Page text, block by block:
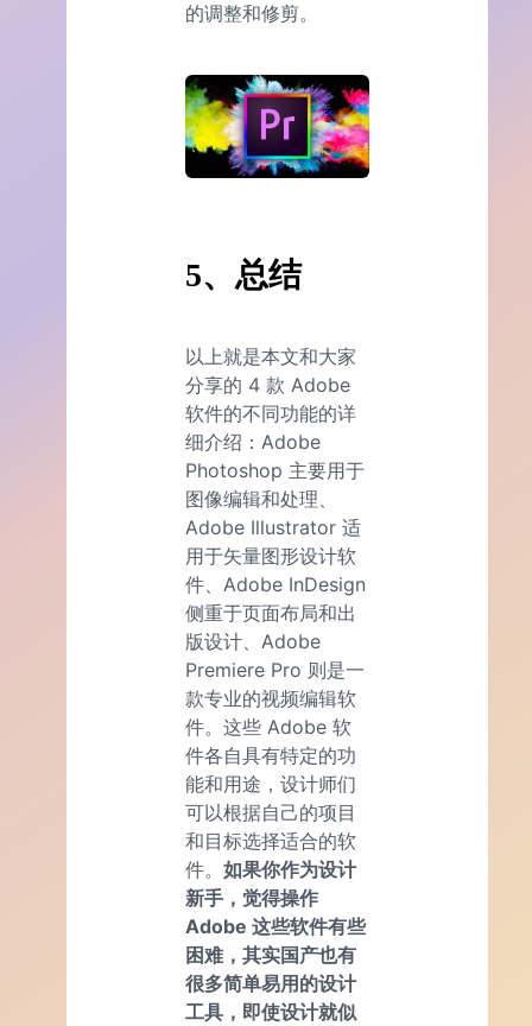
的调整和修剪。
5、总结
以上就是本文和大家
分享的 4 款 Adobe
软件的不同功能的详
细介绍：Adobe
Photoshop 主要用于
图像编辑和处理、
Adobe Illustrator 适
用于矢量图形设计软
件、Adobe InDesign
侧重于页面布局和出
版设计、Adobe
Premiere Pro 则是一
款专业的视频编辑软
件。这些 Adobe 软
件各自具有特定的功
能和用途，设计师们
可以根据自己的项目
和目标选择适合的软
件。 如果你作为设计
新手，觉得操作
Adobe 这些软件有些
困难，其实国产也有
很多简单易用的设计
工具，即使设计就似